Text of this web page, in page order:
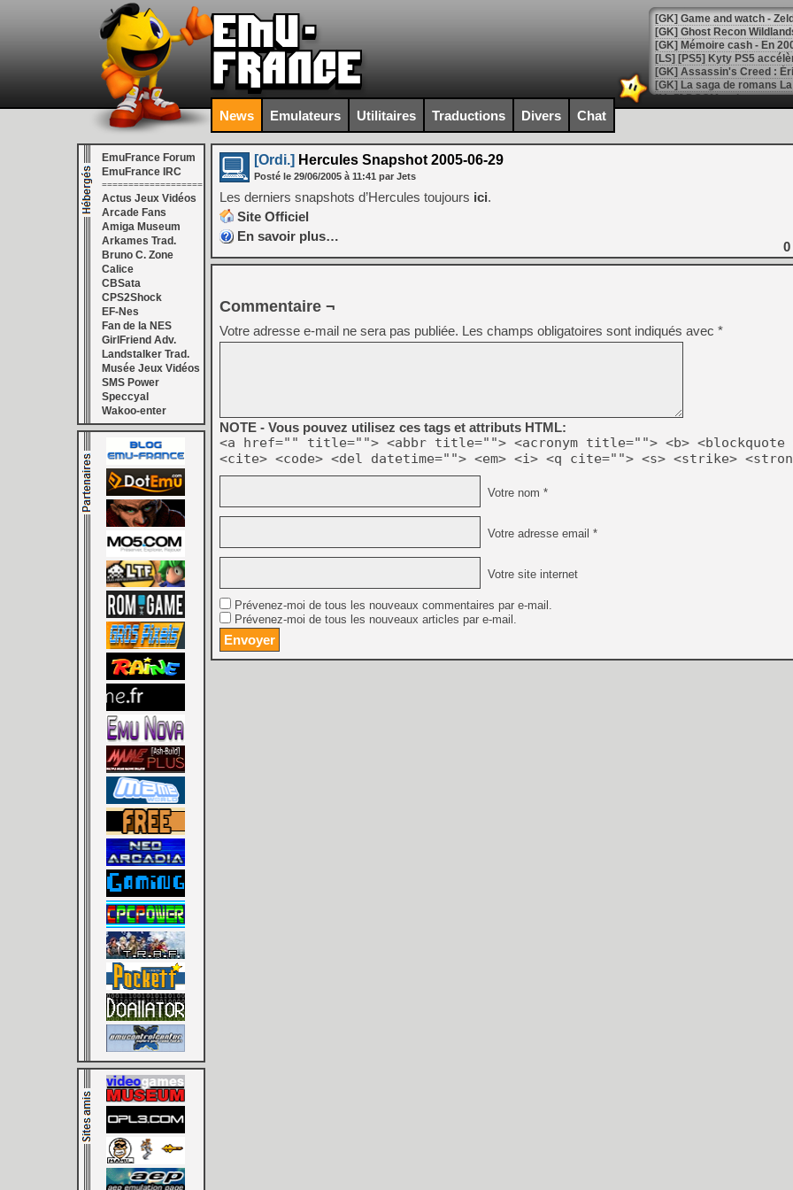
[Mo5] DOOM arrive en
[GK] Bethesda fête les 30
[GK] Roblox : l'action en
[GK] Agenda - GeForce
[LS] [PS5] ps5-y2jb-
[GK] Pourquoi Marvel
[GK] Test : Restory : Chill
[GK] GTA 6 : Rockstar
[GK] Hot Wheels Infinite
[GK] Mémoire cash -
[GK] Résultats Nintendo :
[GK] Déjà des
[Mo5] Brickboy cherche à
[GK] Minecraft et ses «
[GK] Beast of
[GK] Ubisoft : fin de partie
[GK] Mémoire cash -
[GK] Dan Houser (GTA)
[GK] Comment EA Sports
[GK] Crimson Moon : un
[GK] Isle of Reveries : le
[GK] Moonlighter 2 : The
[GK] Capcom relance
[Mo5] Deux inédits du
[GK] Le beat'em up The
[GK] Endless Legend 2 :
[LS] [PS5] Premiers
News Emulateurs Utilitaires Traductions Divers Chat
EmuFrance Forum
EmuFrance IRC
===================
Actus Jeux Vidéos
Arcade Fans
Amiga Museum
Arkames Trad.
Bruno C. Zone
Calice
CBSata
CPS2Shock
EF-Nes
Fan de la NES
GirlFriend Adv.
Landstalker Trad.
Musée Jeux Vidéos
SMS Power
Speccyal
Wakoo-enter
[Ordi.] Hercules Snapshot 2005-06-29
Posté le 29/06/2005 à 11:41 par Jets
Les derniers snapshots d’Hercules toujours ici.
Site Officiel
En savoir plus…
0
Commentaire ¬
Votre adresse e-mail ne sera pas publiée. Les champs obligatoires sont indiqués avec *
NOTE - Vous pouvez utilisez ces tags et attributs HTML:
<a href="" title=""> <abbr title=""> <acronym title=""> <b> <blockquote
<cite> <code> <del datetime=""> <em> <i> <q cite=""> <s> <strike>
Votre nom *
Votre adresse email *
Votre site internet
Prévenez-moi de tous les nouveaux commentaires par e-mail.
Prévenez-moi de tous les nouveaux articles par e-mail.